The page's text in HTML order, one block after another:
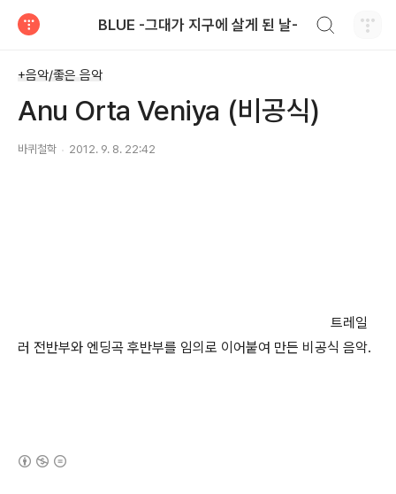
BLUE -그대가 지구에 살게 된 날-
+음악/좋은 음악
Anu Orta Veniya (비공식)
바퀴철학 2012. 9. 8. 22:42
트레일
러 전반부와 엔딩곡 후반부를 임의로 이어붙여 만든 비공식 음악.